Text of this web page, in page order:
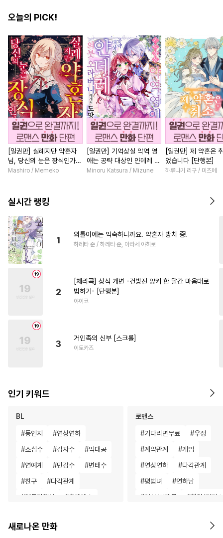
오늘의 PICK!
[일권만] 실례지만 약혼자
님, 당신의 눈은 장식인가
요? [단행본]
Mashiro / Memeko
[일권만] 기억상실 악역 영
애는 공략 대상인 얀데레 의
붓 오라버니에게서 도망칠
Minoru Katsura / Mizune
[일권만] 제 약혼은
었습니다 [단행본]
하루나기 리구 / 미즈메
실시간 랭킹
1
외톨이에는 익숙하니까요. 약혼자 방치 중!
하레타 준 / 하레타 준, 아라세 야히로
2
[체리콕] 상식 개변 -건방진 양키 한 달간 마음대로
범하기- [단행본]
야이코
3
거인족의 신부 [스크롤]
이토카즈
인기 키워드
BL
#동인지 #연상연하
#소심수 #감자수 #떡대공
#연예계 #민감수 #변태수
#친구 #다각관계
#웹툰단행본 #츤데레수
#짝사랑 #재벌공
로맨스
#기다리면무료 #우정
#계약관계 #게임
#연상연하 #다각관계
#평범녀 #연하남
#역사/시대물 #학원/캠퍼스
#
새로나온 만화